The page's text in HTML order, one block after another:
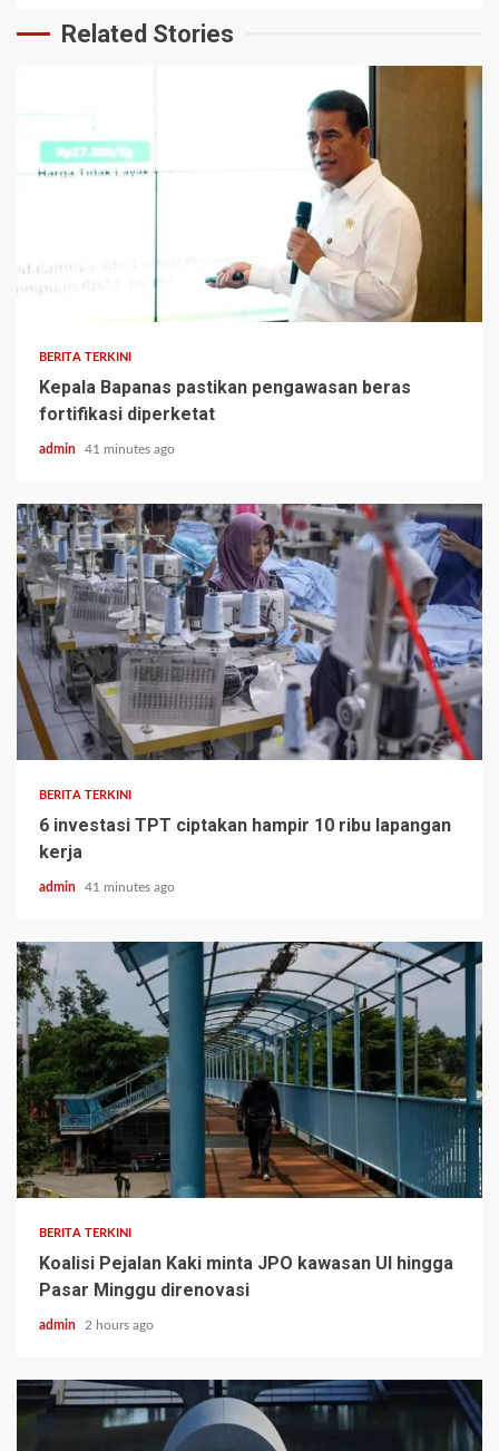
Related Stories
BERITA TERKINI
Kepala Bapanas pastikan pengawasan beras
fortifikasi diperketat
admin 41 minutes ago
BERITA TERKINI
6 investasi TPT ciptakan hampir 10 ribu lapangan
kerja
admin 41 minutes ago
BERITA TERKINI
Koalisi Pejalan Kaki minta JPO kawasan UI hingga
Pasar Minggu direnovasi
admin 2 hours ago